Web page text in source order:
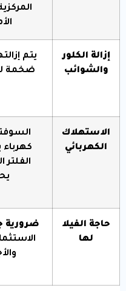
إزالة الكلور
والشوائب
يتم
ضخمة
الاستهلاك
الكهربائي
الفلتر
حاجة الفيلا
لها
ضرورية